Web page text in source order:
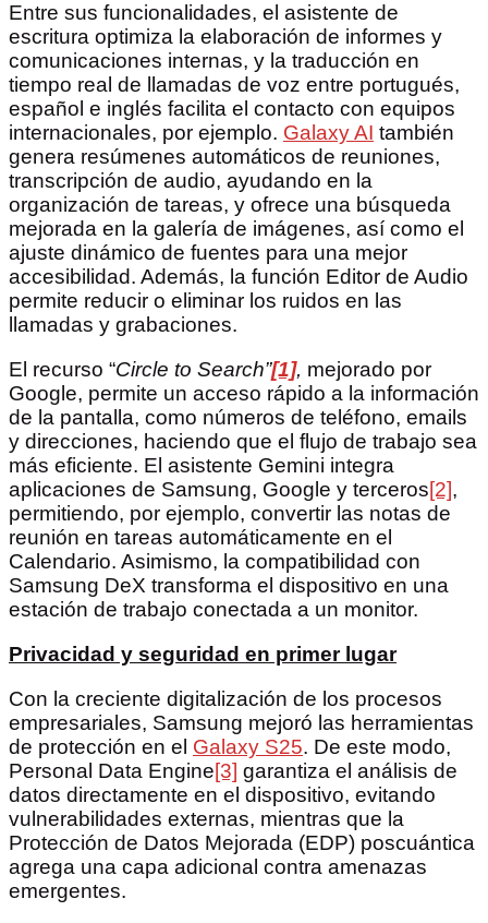
Entre sus funcionalidades, el asistente de
escritura optimiza la elaboración de informes y
comunicaciones internas, y la traducción en
tiempo real de llamadas de voz entre portugués,
español e inglés facilita el contacto con equipos
internacionales, por ejemplo. Galaxy AI también
genera resúmenes automáticos de reuniones,
transcripción de audio, ayudando en la
organización de tareas, y ofrece una búsqueda
mejorada en la galería de imágenes, así como el
ajuste dinámico de fuentes para una mejor
accesibilidad. Además, la función Editor de Audio
permite reducir o eliminar los ruidos en las
llamadas y grabaciones.
El recurso “Circle to Search”[1], mejorado por
Google, permite un acceso rápido a la información
de la pantalla, como números de teléfono, emails
y direcciones, haciendo que el flujo de trabajo sea
más eficiente. El asistente Gemini integra
aplicaciones de Samsung, Google y terceros[2],
permitiendo, por ejemplo, convertir las notas de
reunión en tareas automáticamente en el
Calendario. Asimismo, la compatibilidad con
Samsung DeX transforma el dispositivo en una
estación de trabajo conectada a un monitor.
Privacidad y seguridad en primer lugar
Con la creciente digitalización de los procesos
empresariales, Samsung mejoró las herramientas
de protección en el Galaxy S25. De este modo,
Personal Data Engine[3] garantiza el análisis de
datos directamente en el dispositivo, evitando
vulnerabilidades externas, mientras que la
Protección de Datos Mejorada (EDP) poscuántica
agrega una capa adicional contra amenazas
emergentes.